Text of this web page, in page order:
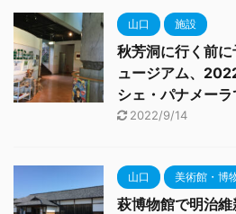
山口 施設
秋芳洞に行く前
ュージアム、
シェ・パナメー
2022/9/14
山口 美術館・博
萩博物館で明治